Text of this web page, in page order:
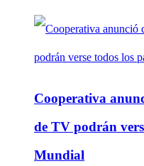
Cooperativa
de TV podrán
Mundial